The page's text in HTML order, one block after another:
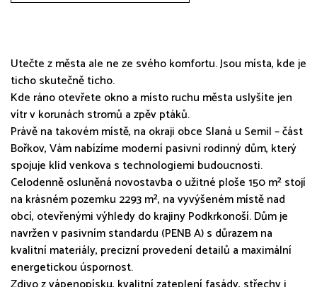
Utečte z města ale ne ze svého komfortu. Jsou místa, kde je
ticho skutečně ticho.
Kde ráno otevřete okno a místo ruchu města uslyšíte jen
vítr v korunách stromů a zpěv ptáků.
Právě na takovém místě, na okraji obce Slaná u Semil – část
Bořkov, Vám nabízíme moderní pasivní rodinný dům, který
spojuje klid venkova s technologiemi budoucnosti.
Celodenně osluněná novostavba o užitné ploše 150 m² stojí
na krásném pozemku 2293 m², na vyvýšeném místě nad
obcí, otevřenými výhledy do krajiny Podkrkonoší. Dům je
navržen v pasivním standardu (PENB A) s důrazem na
kvalitní materiály, precizní provedení detailů a maximální
energetickou úspornost.